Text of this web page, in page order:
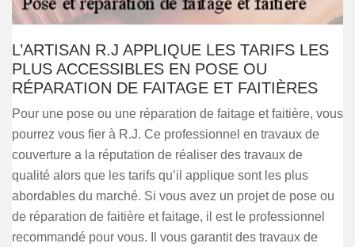
L’ARTISAN R.J APPLIQUE LES TARIFS LES
PLUS ACCESSIBLES EN POSE OU
RÉPARATION DE FAITAGE ET FAITIÈRES
Pour une pose ou une réparation de faitage et faitière, vous
pourrez vous fier à R.J. Ce professionnel en travaux de
couverture a la réputation de réaliser des travaux de
qualité alors que les tarifs qu’il applique sont les plus
abordables du marché. Si vous avez un projet de pose ou
de réparation de faitière et faitage, il est le professionnel
recommandé pour vous. Il vous garantit des travaux de